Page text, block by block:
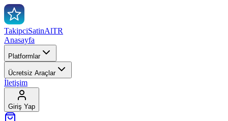
TakipciSatinAlTR
Anasayfa
Platformlar
Ücretsiz Araçlar
İletişim
Giriş Yap